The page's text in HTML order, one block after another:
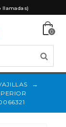
llamadas)
0
→